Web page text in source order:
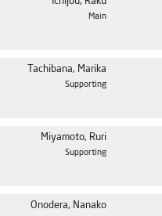
Main
Tachibana, Marika
Supporting
Miyamoto, Ruri
Supporting
Onodera, Nanako